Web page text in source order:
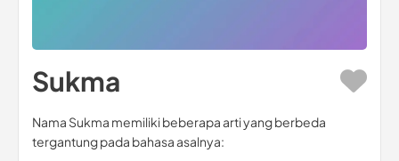
Sukma
Nama Sukma memiliki beberapa arti yang berbeda
tergantung pada bahasa asalnya: